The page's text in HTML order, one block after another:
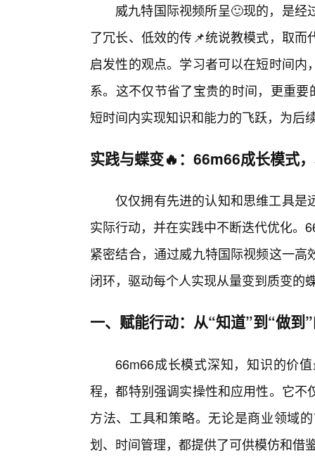
威九特国际视频所呈🙂现的，是
了冗长、低效的传📌统说教模式，取
启发性的观点。学习者可以在短时间
系。这不仅节省了宝贵的时间，更重
短时间内实现知识和能力的飞跃，为后
实践与蝶变🔥：66m66成长模式
仅仅拥有先进的认知和思维工具是
实际行动，并在实践中不断迭代优化。
紧密结合，通过威九特国际视频这一
闭环，驱动每个人实现从量变到质变的
一、赋能行动：从“知道”到“做到
66m66成长模式深知，知识的价
程，都特别强调实操性和应用性。它
方法、工具和策略。无论是商业领域
划、时间管理，都提供了可供模仿和借